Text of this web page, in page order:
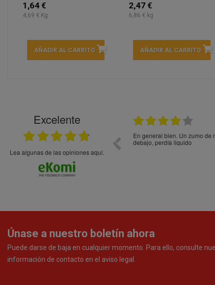
1,64 €
4,69 € Kg
AÑADIR AL CARRITO
2,47 €
6,86 € kg
AÑADIR AL CARRITO
Excelente
Lea algunas de las opiniones aquí.
En general bien. Un zumo de
debajo, perdía liquido
Únase a nuestro boletín ahora
Puede darse de baja en cualquier momento. Para ello, consulte
información de contacto en el aviso legal.